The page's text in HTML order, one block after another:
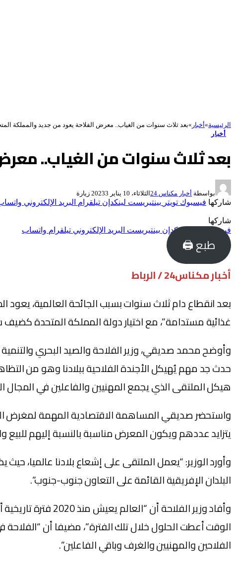
الرئيسية»أخبار »بعد ثلاث سنوات من الغياب.. معرض الفلاحة يعود من جديد والمملكة
أخبار
بعد ثلاث سنوات من الغياب..
بواسطة أخبار مكناس 24 الثلاثاء، 10 يناير 2023 3 زيارة
شاركها فيسبوك تويتر بينتيريست لينكدإن تيلقرام البريد الإلكتروني
شاركها
فيسبوك
لينكدإن بينتيريست البريد الإلكتروني تيلقرام واتساب
طبع 🖨
أخبار مكناس24 / الرباط
بعد انقطاع دام ثلاث سنوات بسبب الجائحة العالمية، يعود
غذائية مستدامة”، مع اختيار دولة ‎ ‎‫المملكة المتحدة كضيف شرف لهذه الدورة الـ15، وذلك خلال الفترة الممتدة من 2 إلى 7 مايو 2023، بمدينة مكناس.
حدث جد مهم يُهيكل الأجندة الفلاحية ببلادنا وهو من
هيكل الملتقى الذي يجمع المهنيين والفاعلين في المجال
واستحضر صديقي المساهمة الاقتصادية المهمة لمغرض
يتزايد عددهم ويكون المعرض مناسبة بالنسبة إليهم للبيع
البلدان الإفريقية القائمة على التعاون جنوب-جنوب”.
وأفاد وزير
الوقت أعطت الحلول خلال تلك الفترة”، مضيفا أن
الفلاحين والمهنيين والغرف وباقي الفاعلين”.